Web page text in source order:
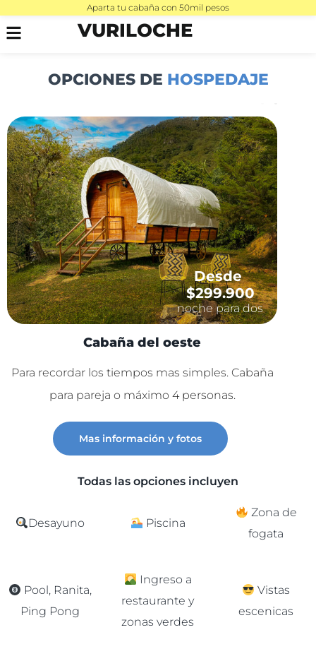
Aparta tu cabaña con 50mil pesos
VURILOCHE
OPCIONES DE HOSPEDAJE
Desde
$299.900
noche para dos
Cabaña del oeste
Para recordar los tiempos mas simples. Cabaña
para pareja o máximo 4 personas.
Mas información y fotos
Todas las opciones incluyen
Desayuno Piscina
Zona de
fogata
Pool, Ranita,
Ping Pong
Ingreso a
restaurante y
zonas verdes
Vistas
escenicas